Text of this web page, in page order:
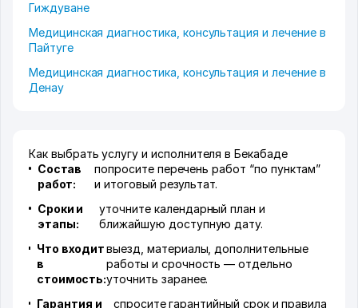
Гиждуване
Медицинская диагностика, консультация и лечение в
Пайтуге
Медицинская диагностика, консультация и лечение в
Денау
Как выбрать услугу и исполнителя в Бекабаде
Состав
работ:
попросите перечень работ “по пунктам”
и итоговый результат.
Сроки и
этапы:
уточните календарный план и
ближайшую доступную дату.
Что входит
в
стоимость:
выезд, материалы, дополнительные
работы и срочность — отдельно
уточнить заранее.
Гарантия и
спросите гарантийный срок и правила